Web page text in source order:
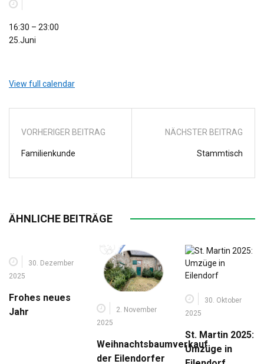
Schützenfest-
St.
16:30 – 23:00
25.Juni
View full calendar
VORHERIGER BEITRAG
Familienkunde
NÄCHSTER BEITRAG
Stammtisch
ÄHNLICHE BEITRÄGE
30. Dezember
2025
Frohes neues
Jahr
2. November
2025
Weihnachtsbaumverkauf
der Eilendorfer
30. Oktober
2025
St. Martin 2025:
Umzüge in